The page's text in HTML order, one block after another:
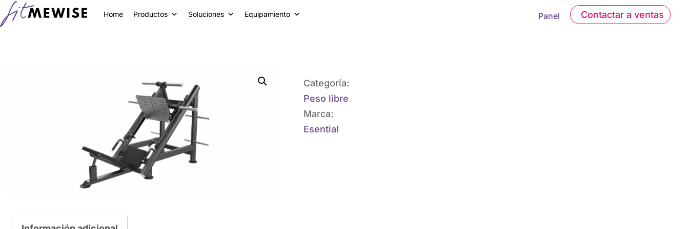
Home Productos Soluciones Equipamiento Panel Contactar a ventas
Categoría:
Peso libre
Marca:
Esential